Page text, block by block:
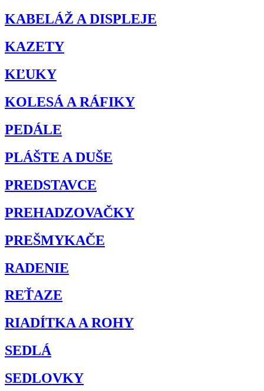
KABELÁŽ A DISPLEJE
KAZETY
KĽUKY
KOLESÁ A RÁFIKY
PEDÁLE
PLÁŠTE A DUŠE
PREDSTAVCE
PREHADZOVAČKY
PREŠMYKAČE
RADENIE
REŤAZE
RIADÍTKA A ROHY
SEDLÁ
SEDLOVKY